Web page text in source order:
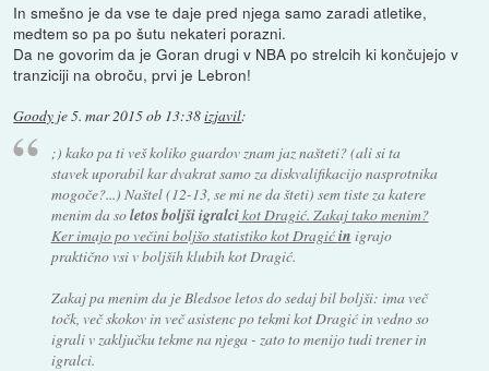
In smešno je da vse te daje pred njega samo zaradi atletike,
medtem so pa po šutu nekateri porazni.
Da ne govorim da je Goran drugi v NBA po strelcih ki končujejo v
tranziciji na obroču, prvi je Lebron!
Goody je5. mar 2015 ob 13:38izjavil:
;) kako pa ti veš koliko guardov znam jaz našteti? (ali si ta
stavek uporabil kar dvakrat samo za diskvalifikacijo nasprotnika
mogoče?...) Naštel (12-13, se mi ne da šteti) sem tiste za katere
menim da soletos boljši igralcikot Dragić. Zakaj tako menim?
Ker imajo po večini boljšo statistiko kot Dragićin igrajo
praktično vsi v boljših klubih kot Dragić.
Zakaj pa menim da je Bledsoe letos do sedaj bil boljši: ima več
točk, več skokov in več asistenc po tekmi kot Dragić in vedno so
igrali v zaključku tekme na njega - zato to menijo tudi trener in
igralci.